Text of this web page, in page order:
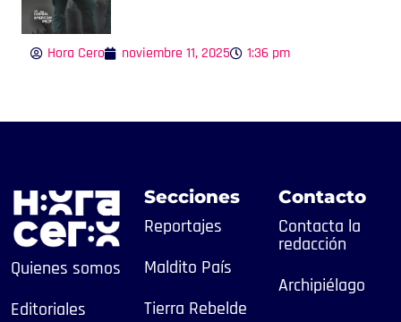
Hora Cero noviembre 11, 2025 1:36 pm
Quienes somos
Editoriales
Secciones
Reportajes
Maldito País
Tierra Rebelde
Contacto
Contacta la
redacción
Archipiélago